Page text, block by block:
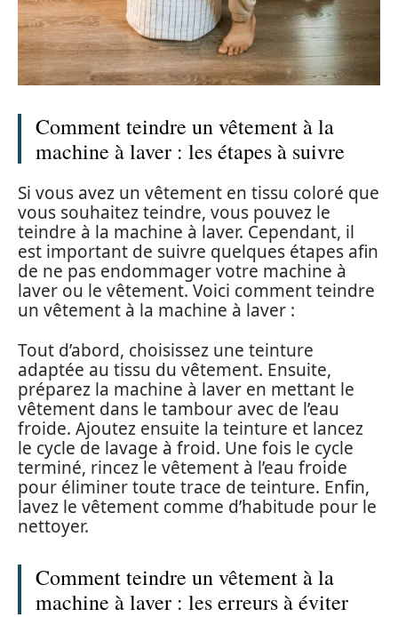
Comment teindre un vêtement à la
machine à laver : les étapes à suivre
Si vous avez un vêtement en tissu coloré que
vous souhaitez teindre, vous pouvez le
teindre à la machine à laver. Cependant, il
est important de suivre quelques étapes afin
de ne pas endommager votre machine à
laver ou le vêtement. Voici comment teindre
un vêtement à la machine à laver :
Tout d’abord, choisissez une teinture
adaptée au tissu du vêtement. Ensuite,
préparez la machine à laver en mettant le
vêtement dans le tambour avec de l’eau
froide. Ajoutez ensuite la teinture et lancez
le cycle de lavage à froid. Une fois le cycle
terminé, rincez le vêtement à l’eau froide
pour éliminer toute trace de teinture. Enfin,
lavez le vêtement comme d’habitude pour le
nettoyer.
Comment teindre un vêtement à la
machine à laver : les erreurs à éviter